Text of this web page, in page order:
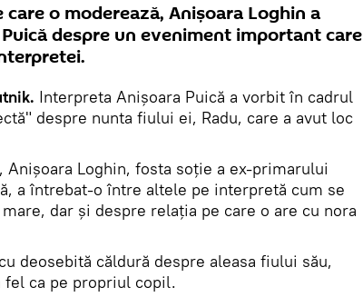
o moderează, Anișoara Loghin a
despre un eveniment important care
Interpreta Anișoara Puică a vorbit în cadrul
despre nunta fiului ei, Radu, care a avut loc
Loghin, fosta soție a ex-primarului
a întrebat-o între altele pe interpretă cum se
dar și despre relația pe care o are cu nora
deosebită căldură despre aleasa fiului său,
fel ca pe propriul copil.